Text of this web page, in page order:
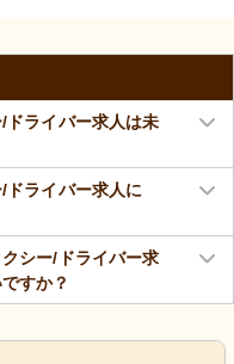
ドライバー求人は未
ドライバー求人に
シー/ドライバー求
すか？